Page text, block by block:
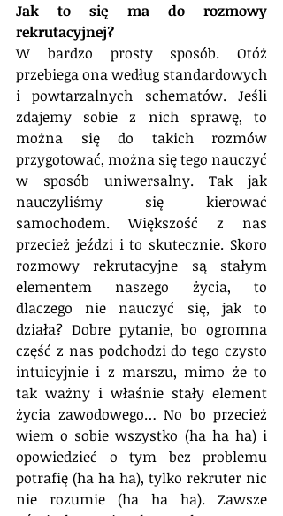
Jak to się ma do rozmowy
rekrutacyjnej?
W bardzo prosty sposób. Otóż
przebiega ona według standardowych
i powtarzalnych schematów. Jeśli
zdajemy sobie z nich sprawę, to
można się do takich rozmów
przygotować, można się tego nauczyć
w sposób uniwersalny. Tak jak
nauczyliśmy się kierować
samochodem. Większość z nas
przecież jeździ i to skutecznie. Skoro
rozmowy rekrutacyjne są stałym
elementem naszego życia, to
dlaczego nie nauczyć się, jak to
działa? Dobre pytanie, bo ogromna
część z nas podchodzi do tego czysto
intuicyjnie i z marszu, mimo że to
tak ważny i właśnie stały element
życia zawodowego… No bo przecież
wiem o sobie wszystko (ha ha ha) i
opowiedzieć o tym bez problemu
potrafię (ha ha ha), tylko rekruter nic
nie rozumie (ha ha ha). Zawsze